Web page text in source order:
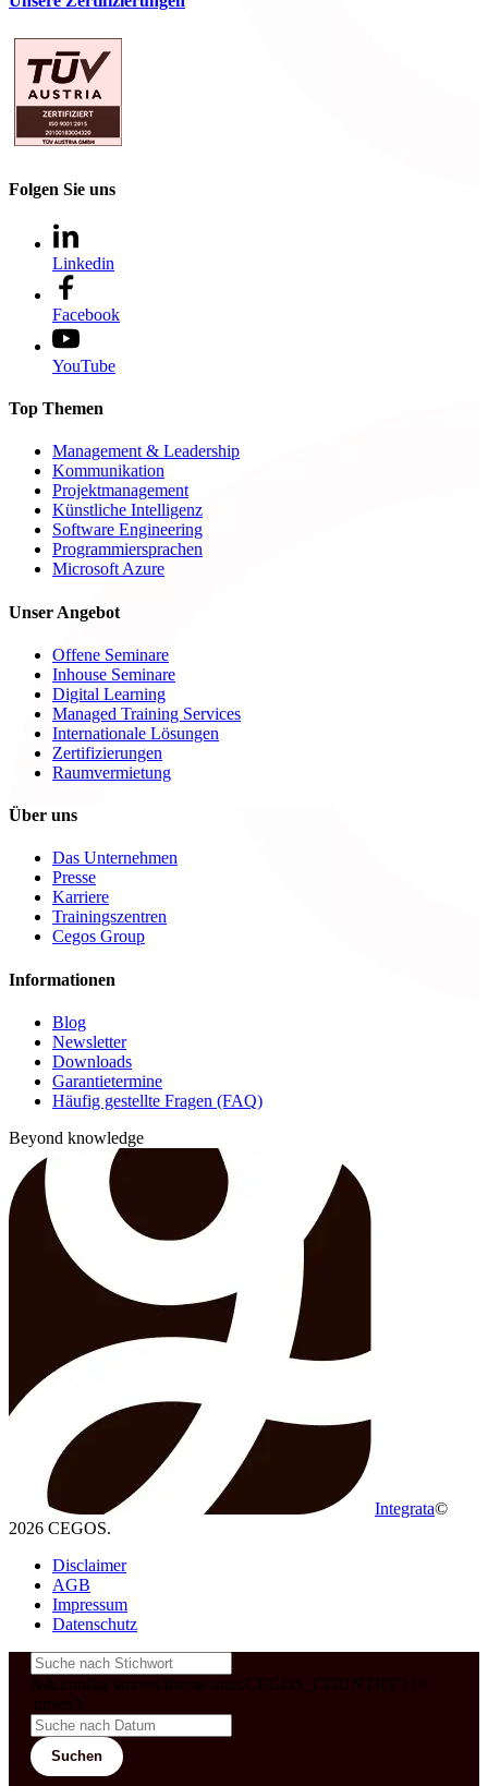
Folgen Sie uns
Linkedin
Facebook
YouTube
Top Themen
Management & Leadership
Kommunikation
Projektmanagement
Künstliche Intelligenz
Software Engineering
Programmiersprachen
Microsoft Azure
Unser Angebot
Offene Seminare
Inhouse Seminare
Digital Learning
Managed Training Services
Internationale Lösungen
Zertifizierungen
Raumvermietung
Über uns
Das Unternehmen
Presse
Karriere
Trainingszentren
Cegos Group
Informationen
Blog
Newsletter
Downloads
Garantietermine
Häufig gestellte Fragen (FAQ)
Beyond knowledge
Integrata©
2026 CEGOS.
Disclaimer
AGB
Impressum
Datenschutz
&& config('laravel-theme-inter.CEGOS_COUNTRY') !=
'neves')
Suchen